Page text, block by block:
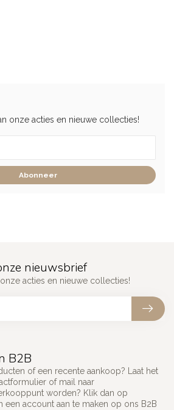
onze acties en nieuwe collecties!
Abonneer
B2B
of een recente aankoop? Laat het
of mail naar
worden? Klik dan op
een account aan te maken op ons B2B
nieuwsbrief
acties en nieuwe collecties!